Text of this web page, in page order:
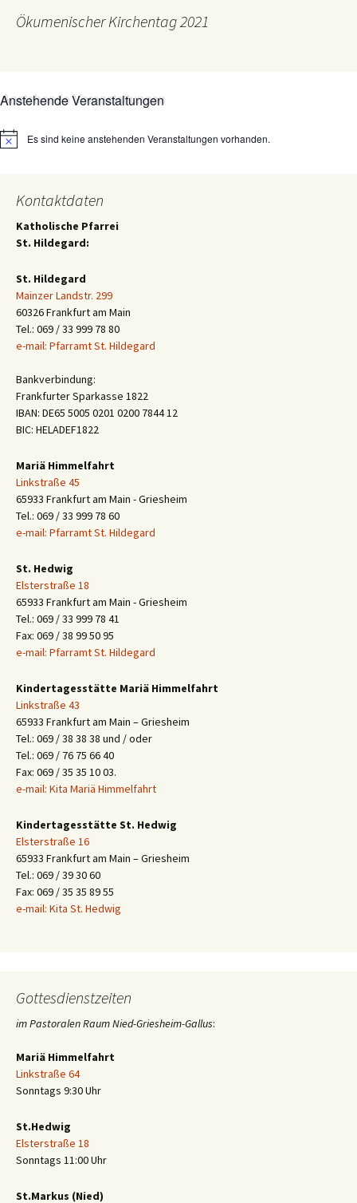
Ökumenischer Kirchentag 2021
Anstehende Veranstaltungen
HinweisEs sind keine anstehenden Veranstaltungen vorhanden.
Kontaktdaten
Katholische Pfarrei
St. Hildegard:
St. Hildegard
Mainzer Landstr. 299
60326 Frankfurt am Main
Tel.: 069 / 33 999 78 80
e-mail: Pfarramt St. Hildegard
Bankverbindung:
Frankfurter Sparkasse 1822
IBAN: DE65 5005 0201 0200 7844 12
BIC: HELADEF1822
Mariä Himmelfahrt
Linkstraße 45
65933 Frankfurt am Main - Griesheim
Tel.: 069 / 33 999 78 60
e-mail: Pfarramt St. Hildegard
St. Hedwig
Elsterstraße 18
65933 Frankfurt am Main - Griesheim
Tel.: 069 / 33 999 78 41
Fax: 069 / 38 99 50 95
e-mail: Pfarramt St. Hildegard
Kindertagesstätte Mariä Himmelfahrt
Linkstraße 43
65933 Frankfurt am Main – Griesheim
Tel.: 069 / 38 38 38 und / oder
Tel.: 069 / 76 75 66 40
Fax: 069 / 35 35 10 03.
e-mail: Kita Mariä Himmelfahrt
Kindertagesstätte St. Hedwig
Elsterstraße 16
65933 Frankfurt am Main – Griesheim
Tel.: 069 / 39 30 60
Fax: 069 / 35 35 89 55
e-mail: Kita St. Hedwig
Gottesdienstzeiten
im Pastoralen Raum Nied-Griesheim-Gallus:
Mariä Himmelfahrt
Linkstraße 64
Sonntags 9:30 Uhr
St.Hedwig
Elsterstraße 18
Sonntags 11:00 Uhr
St.Markus (Nied)